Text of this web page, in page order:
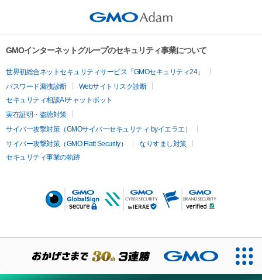
Ryuichi Sakamoto 坂本龍一”, it indicates the NFT for the 1st
5 notes (ex. bar 23),
8 notes (ex. bars 57, 58...),
12 notes (ex. bars 1, 2, 3...),
The tail of the last note of each bar can be heard in the first
note of next bar.
- The reference note is the highest note in the right hand (if
there is harmony)
two bars length (f.e. 「23-5」「31-5」
- bar 95, the first note takes 2 bars length = 「95-1」
(including the rights to obtain or to apply for registration of
such rights) regarding the contents such as images, texts,
audio and videos etc. available for viewing, downloading and
for use to non-buyers or not) for buyers or owners of this
NFT (hereinafter referred to as the “Buyers”) are reserved by
Ryuichi Sakamoto and Gentosha Inc. In other words, owning
this NFT or the Contents data (hereinafter referred to as
the usage of its intellectual property rights.
distributing, decompiling, reverse engineering) that require
GMOインターネットグループのセキュリティ事業について
世界初総合ネットセキュリティサービス「GMOセキュリティ24」
パスワード漏洩診断
Webサイトリスク診断
セキュリティ相談AIチャットボット
実在証明・盗聴対策
サイバー攻撃対策（GMOサイバーセキュリティ byイエラエ）
サイバー攻撃対策（GMO Flatt Security）
なりすまし対策
セキュリティ事業の軌跡